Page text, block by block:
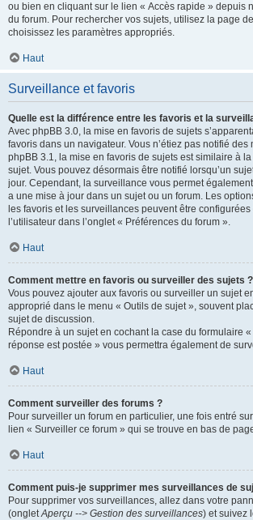
ou bien en cliquant sur le lien « Accès rapide » depuis
du forum. Pour rechercher vos sujets, utilisez la page
choisissez les paramètres appropriés.
Haut
Surveillance et favoris
Quelle est la différence entre les favoris et la
Avec phpBB 3.0, la mise en favoris de sujets
favoris dans un navigateur. Vous n’étiez pas notifié des
phpBB 3.1, la mise en favoris de sujets est similaire à la
sujet. Vous pouvez désormais être notifié lorsqu’un
jour. Cependant, la surveillance vous permet également
a une mise à jour dans un sujet ou un forum. Les
les favoris et les surveillances peuvent être
l’utilisateur dans l’onglet « Préférences du forum ».
Haut
Comment mettre en favoris ou surveiller des sujets ?
Vous pouvez ajouter aux favoris ou surveiller un sujet
approprié dans le menu « Outils de sujet », souvent
sujet de discussion.
Répondre à un sujet en cochant la case du formulaire «
réponse est postée » vous permettra également de
Haut
Comment surveiller des forums ?
Pour surveiller un forum en particulier, une fois entré
lien « Surveiller ce forum » qui se trouve en bas de
Haut
Comment puis-je supprimer mes surveillances de
Pour supprimer vos surveillances, allez dans votre
(ongletAperçu --> Gestion des surveillances) et suivez